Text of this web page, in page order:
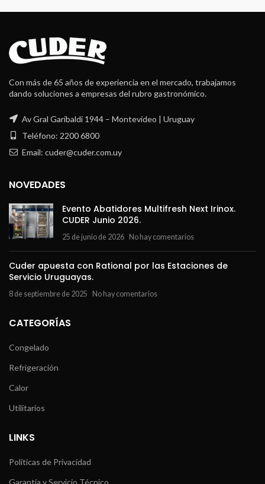
Con más de 65 años de experiencia en el mercado, trabajamos
dando soluciones a empresas del rubro gastronómico.
Av Gral Garibaldi 1944 – Montevideo | Uruguay
Teléfono: 2200 6800
Email: cuder@cuder.com.uy
NOVEDADES
Evento Abatidores Multifresh Next Irinox.
CUDER Junio 2026.
25 de junio de 2026 No hay comentarios
Cuder apuesta con Rational por las Estaciones de
Servicio Uruguayas.
8 de septiembre de 2025 No hay comentarios
CATEGORÍAS
Congelado
Refrigeración
Calor
Utilitarios
LINKS
Políticas de Privacidad
Garantía y Servicio Técnico